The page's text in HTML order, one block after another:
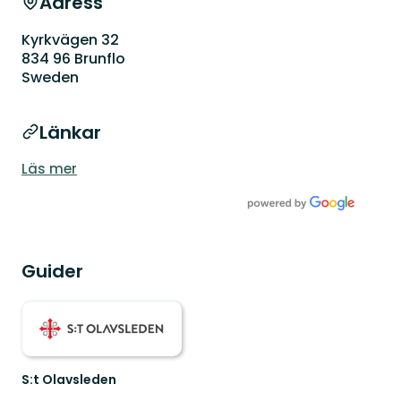
Kyrkvägen 32
834 96 Brunflo
Sweden
Länkar
Läs mer
Guider
S:t Olavsleden